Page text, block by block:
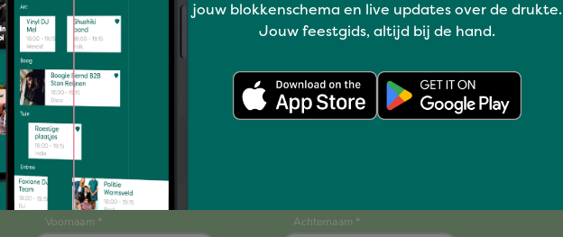
jouw blokkenschema en live updates over de drukte.
Jouw feestgids, altijd bij de hand.
Altijd op de hoogte?
Schrijf je nu in voor onze nieuwsbrief!